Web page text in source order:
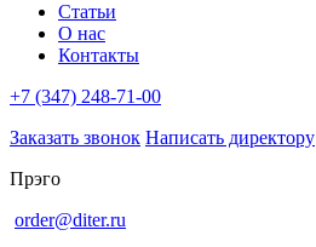
Статьи
О нас
Контакты
+7 (347) 248-71-00
Заказать звонок Написать директору
Прэго
order@diter.ru